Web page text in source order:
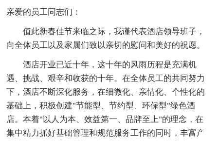
亲爱的员工同志们：
值此新春佳节来临之际，我谨代表酒店领导班子，
向全体员工以及家属们致以亲切的慰问和美好的祝愿。
酒店开业已近十年，这十年的风雨历程是充满机
遇、挑战、艰辛和收获的十年。在全体员工的共同努力
下，酒店不断深化服务，在细微化、亲情化、个性化的
基础上，积极创建"节能型、节约型、环保型"绿色酒
店。本着"以人为本、效益第一、品牌至上"的理念，在
集中精力抓好基础管理和规范服务工作的同时，丰富产